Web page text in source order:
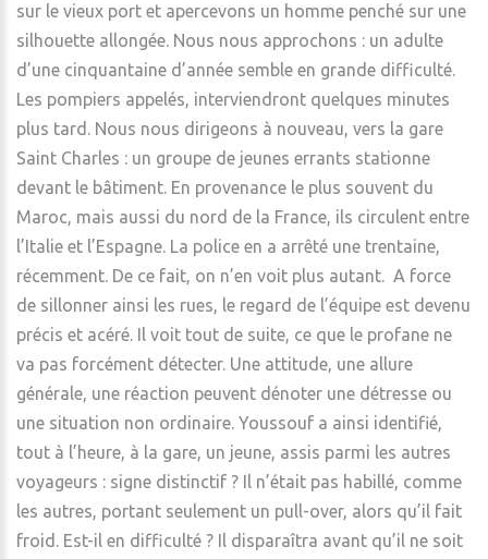
sur le vieux port et apercevons un homme penché sur une
silhouette allongée. Nous nous approchons : un adulte
d’une cinquantaine d’année semble en grande difficulté.
Les pompiers appelés, interviendront quelques minutes
plus tard. Nous nous dirigeons à nouveau, vers la gare
Saint Charles : un groupe de jeunes errants stationne
devant le bâtiment. En provenance le plus souvent du
Maroc, mais aussi du nord de la France, ils circulent entre
l’Italie et l’Espagne. La police en a arrêté une trentaine,
récemment. De ce fait, on n’en voit plus autant. A force
de sillonner ainsi les rues, le regard de l’équipe est devenu
précis et acéré. Il voit tout de suite, ce que le profane ne
va pas forcément détecter. Une attitude, une allure
générale, une réaction peuvent dénoter une détresse ou
une situation non ordinaire. Youssouf a ainsi identifié,
tout à l’heure, à la gare, un jeune, assis parmi les autres
voyageurs : signe distinctif ? Il n’était pas habillé, comme
les autres, portant seulement un pull-over, alors qu’il fait
froid. Est-il en difficulté ? Il disparaîtra avant qu’il ne soit